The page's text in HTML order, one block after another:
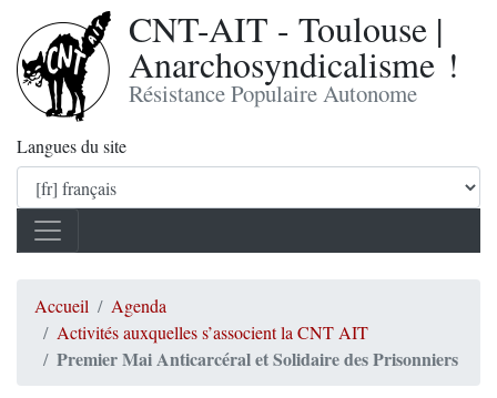
CNT-AIT - Toulouse |
Anarchosyndicalisme !
Résistance Populaire Autonome
Langues du site
Accueil
Agenda
Activités auxquelles s’associent la CNT AIT
Premier Mai Anticarcéral et Solidaire des Prisonniers